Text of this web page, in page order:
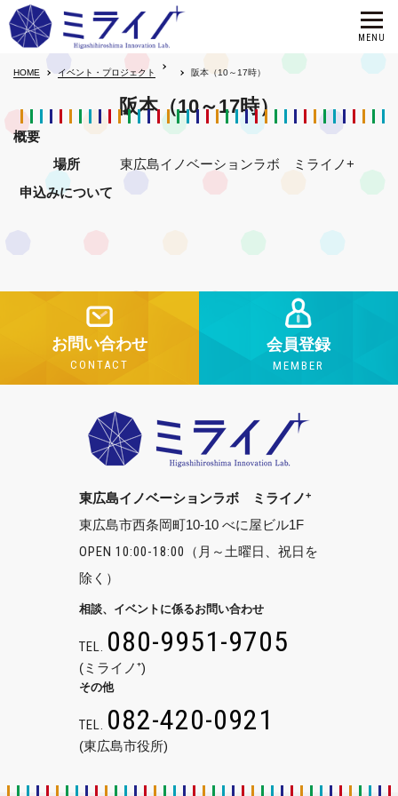
HOME イベント・プロジェクト 阪本（10～17時）
阪本（10～17時）
概要
場所
東広島イノベーションラボ ミライノ+
申込みについて
お問い合わせ
CONTACT
会員登録
MEMBER
東広島イノベーションラボ ミライノ+
東広島市西条岡町10-10 べに屋ビル1F
OPEN 10:00-18:00
（月～土曜日、祝日を
除く）
相談、イベントに係るお問い合わせ
TEL. 080-9951-9705
(ミライノ⁺)
その他
TEL. 082-420-0921
(東広島市役所)